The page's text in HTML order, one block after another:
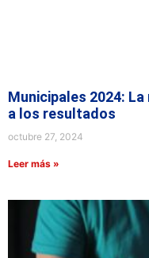
Municipales 2024:
a los resultados
octubre 27, 2024
Leer más »